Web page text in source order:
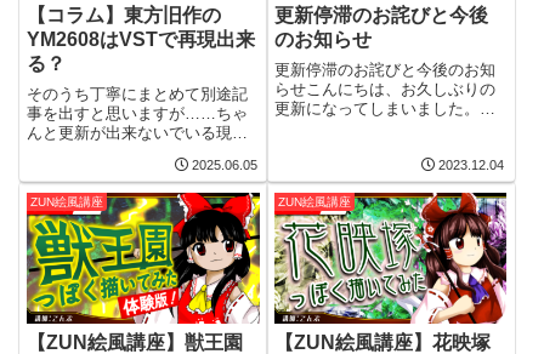
【コラム】東方旧作の
YM2608はVSTで再現出来
る？
そのうち丁寧にまとめて別途記
事を出すと思いますが……ちゃ
んと更新が出来ないでいる現状
日記とか雑記的に読み物を定期
的に書ける場所を用意しようと
思いました。書くことは無限に
出来るけど、読めるものを書く
のは大変なのでと...
2025.06.05
更新停滞のお詫びと今後
のお知らせ
更新停滞のお詫びと今後のお知
らせこんにちは、お久しぶりの
更新になってしまいました。
さってた方々には長い期間更新
をお待たせする形になってしま
い申し訳ございません。なかな
かしっか...
2023.12.04
ZUN絵風講座
【ZUN絵風講座】獣王園
ZUN絵風講座
【ZUN絵風講座】花映塚